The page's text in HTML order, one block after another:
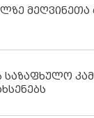
მეღვინეთა
საზაფხულო